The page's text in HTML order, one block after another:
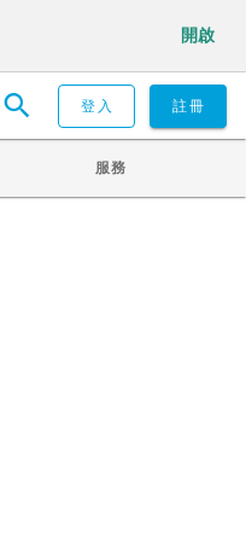
開啟
登入 註冊
服務